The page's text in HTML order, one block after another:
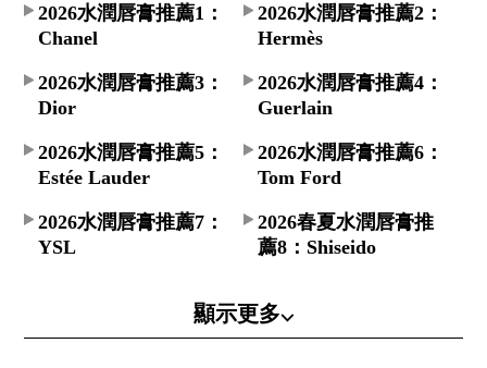
2026水潤唇膏推薦1：
Chanel
2026水潤唇膏推薦2：
Hermès
2026水潤唇膏推薦3：
Dior
2026水潤唇膏推薦4：
Guerlain
2026水潤唇膏推薦5：
Estée Lauder
2026水潤唇膏推薦6：
Tom Ford
2026水潤唇膏推薦7：
YSL
2026春夏水潤唇膏推
薦8：Shiseido
顯示更多⌵